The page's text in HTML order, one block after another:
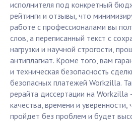
исполнителя под конкретный
рейтинги и отзывы, что
работе с профессионалами вы
слов, а переписанный текст с
нагрузки и научной строгости,
антиплагиат. Кроме того, вам
и техническая безопасность
безопасных платежей Workzilla.
рерайта диссертации на Workzilla
качества, времени и
пройдет без проблем и будет